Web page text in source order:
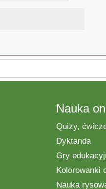
Nauka
Quizy,
Dyktanda
Gry
Kolorowanki
Nauka